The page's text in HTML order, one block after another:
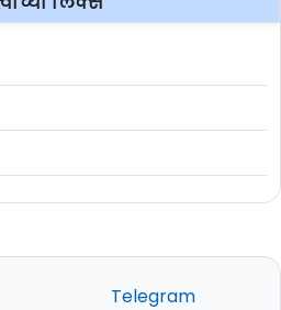
Officer (SO)
No. of
(SO) Cadre
Telegram